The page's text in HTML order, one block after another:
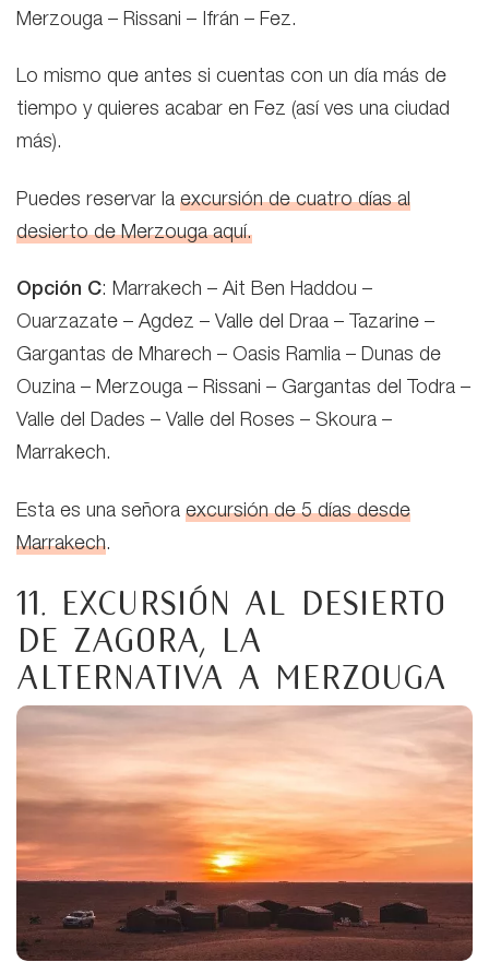
Merzouga – Rissani – Ifrán – Fez.
Lo mismo que antes si cuentas con un día más de
tiempo y quieres acabar en Fez (así ves una ciudad
más).
Puedes reservar la excursión de cuatro días al
desierto de Merzouga aquí.
Opción C: Marrakech – Ait Ben Haddou –
Ouarzazate – Agdez – Valle del Draa – Tazarine –
Gargantas de Mharech – Oasis Ramlia – Dunas de
Ouzina – Merzouga – Rissani – Gargantas del Todra –
Valle del Dades – Valle del Roses – Skoura –
Marrakech.
Esta es una señora excursión de 5 días desde
Marrakech.
11. Excursión al desierto
de Zagora, la
alternativa a Merzouga